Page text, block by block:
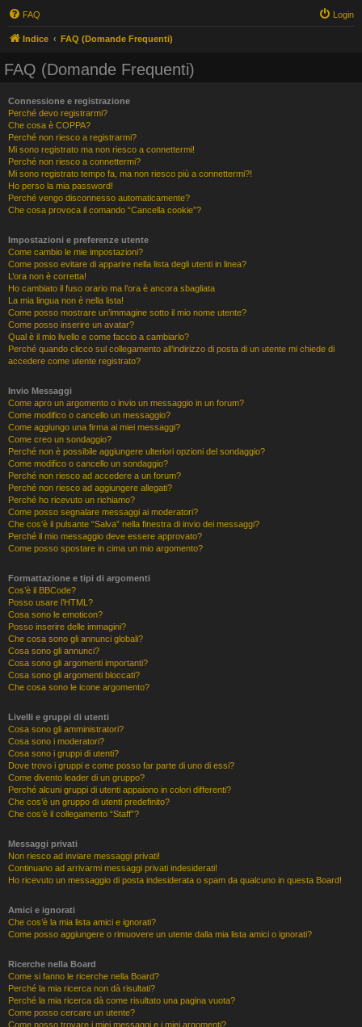
FAQ Login
Indice FAQ (Domande Frequenti)
FAQ (Domande Frequenti)
Connessione e registrazione
Perché devo registrarmi?
Che cosa è COPPA?
Perché non riesco a registrarmi?
Mi sono registrato ma non riesco a connettermi!
Perché non riesco a connettermi?
Mi sono registrato tempo fa, ma non riesco più a connettermi?!
Ho perso la mia password!
Perché vengo disconnesso automaticamente?
Che cosa provoca il comando “Cancella cookie”?
Impostazioni e preferenze utente
Come cambio le mie impostazioni?
Come posso evitare di apparire nella lista degli utenti in linea?
L’ora non è corretta!
Ho cambiato il fuso orario ma l’ora è ancora sbagliata
La mia lingua non è nella lista!
Come posso mostrare un’immagine sotto il mio nome utente?
Come posso inserire un avatar?
Qual è il mio livello e come faccio a cambiarlo?
Perché quando clicco sul collegamento all’indirizzo di posta di un utente mi chiede di
accedere come utente registrato?
Invio Messaggi
Come apro un argomento o invio un messaggio in un forum?
Come modifico o cancello un messaggio?
Come aggiungo una firma ai miei messaggi?
Come creo un sondaggio?
Perché non è possibile aggiungere ulteriori opzioni del sondaggio?
Come modifico o cancello un sondaggio?
Perché non riesco ad accedere a un forum?
Perché non riesco ad aggiungere allegati?
Perché ho ricevuto un richiamo?
Come posso segnalare messaggi ai moderatori?
Che cos’è il pulsante “Salva” nella finestra di invio dei messaggi?
Perché il mio messaggio deve essere approvato?
Come posso spostare in cima un mio argomento?
Formattazione e tipi di argomenti
Cos’è il BBCode?
Posso usare l’HTML?
Cosa sono le emoticon?
Posso inserire delle immagini?
Che cosa sono gli annunci globali?
Cosa sono gli annunci?
Cosa sono gli argomenti importanti?
Cosa sono gli argomenti bloccati?
Che cosa sono le icone argomento?
Livelli e gruppi di utenti
Cosa sono gli amministratori?
Cosa sono i moderatori?
Cosa sono i gruppi di utenti?
Dove trovo i gruppi e come posso far parte di uno di essi?
Come divento leader di un gruppo?
Perché alcuni gruppi di utenti appaiono in colori differenti?
Che cos’è un gruppo di utenti predefinito?
Che cos’è il collegamento “Staff”?
Messaggi privati
Non riesco ad inviare messaggi privati!
Continuano ad arrivarmi messaggi privati indesiderati!
Ho ricevuto un messaggio di posta indesiderata o spam da qualcuno in questa Board!
Amici e ignorati
Che cos’è la mia lista amici e ignorati?
Come posso aggiungere o rimuovere un utente dalla mia lista amici o ignorati?
Ricerche nella Board
Come si fanno le ricerche nella Board?
Perché la mia ricerca non dà risultati?
Perché la mia ricerca dà come risultato una pagina vuota?
Come posso cercare un utente?
Come posso trovare i miei messaggi e i miei argomenti?